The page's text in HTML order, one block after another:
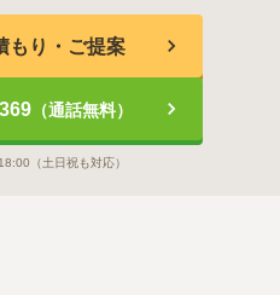
もり・ご提案
（通話無料）
（土日祝も対応）